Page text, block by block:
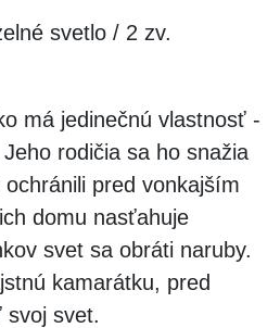
svetlo / 2 zv.
má jedinečnú vlastnosť -
rodičia sa ho snažia
pred vonkajším
domu nasťahuje
svet sa obráti naruby.
kamarátku, pred
svoj svet.